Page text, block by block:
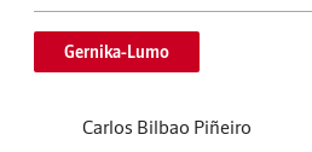
Gernika-Lumo
Carlos Bilbao Piñeiro